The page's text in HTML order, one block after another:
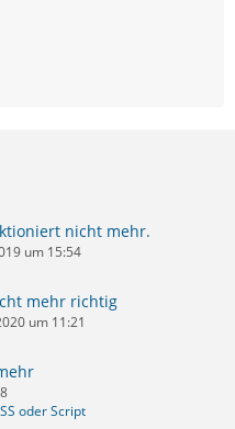
nicht mehr.
um 15:54
mehr richtig
um 11:21
oder Script